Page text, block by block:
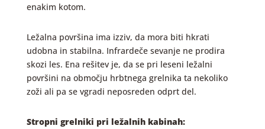
enakim kotom.
Ležalna površina ima izziv, da mora biti hkrati
udobna in stabilna. Infrardeče sevanje ne prodira
skozi les. Ena rešitev je, da se pri leseni ležalni
površini na območju hrbtnega grelnika ta nekoliko
zoži ali pa se vgradi neposreden odprt del.
Stropni grelniki pri ležalnih kabinah: